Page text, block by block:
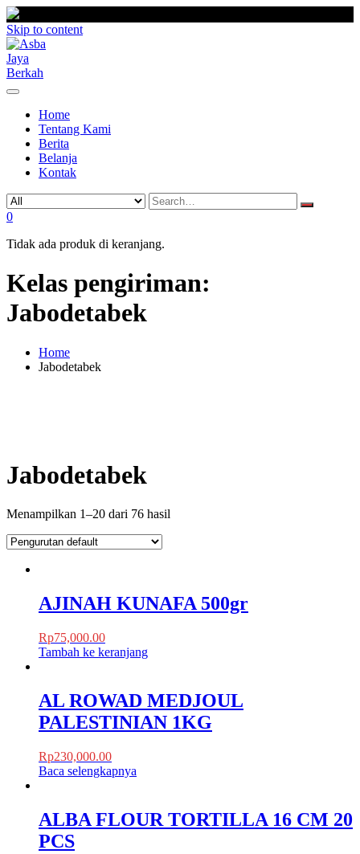
Skip to content
Home
Tentang Kami
Berita
Belanja
Kontak
0
Tidak ada produk di keranjang.
Kelas pengiriman:
Jabodetabek
Home
Jabodetabek
Jabodetabek
Menampilkan 1–20 dari 76 hasil
AJINAH KUNAFA 500gr
Rp75,000.00
Tambah ke keranjang
AL ROWAD MEDJOUL
PALESTINIAN 1KG
Rp230,000.00
Baca selengkapnya
ALBA FLOUR TORTILLA 16 CM 20
PCS